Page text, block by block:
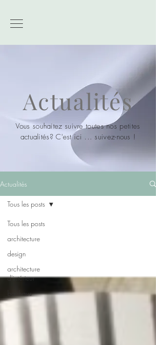
Actualités
Vous souhaitez suivre toutes nos petites
actualités? C'est ici ... suivez-nous !
Actualités
Tous les posts
architecture
design
architecture
d'intérieur
bauhaus
Tous les posts